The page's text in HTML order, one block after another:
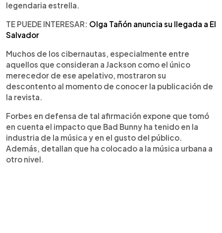
legendaria estrella.
TE PUEDE INTERESAR: Olga Tañón anuncia su llegada a El
Salvador
Muchos de los cibernautas, especialmente entre
aquellos que consideran a Jackson como el único
merecedor de ese apelativo, mostraron su
descontento al momento de conocer la publicación de
la revista.
Forbes en defensa de tal afirmación expone que tomó
en cuenta el impacto que Bad Bunny ha tenido en la
industria de la música y en el gusto del público.
Además, detallan que ha colocado a la música urbana a
otro nivel.